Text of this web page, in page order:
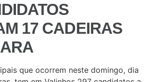
17 CADEIRAS
que ocorrem neste domingo, dia